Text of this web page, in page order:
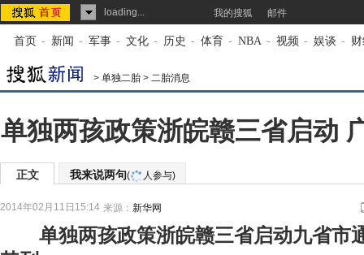
loading... 我的搜狐 邮件
首页 - 新闻 - 军事 - 文化 - 历史 - 体育 - NBA - 视频 - 娱谈 -
> 单独二胎 > 二胎消息
单独两孩政策浙皖赣三省启动
正文 我来说两句( 人参与)
2014年02月11日15:14 来源： 新华网
单独两孩政策浙皖赣三省启动九省市